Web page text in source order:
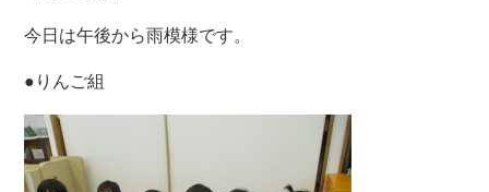
今日は午後から雨模様です。
●りんご組